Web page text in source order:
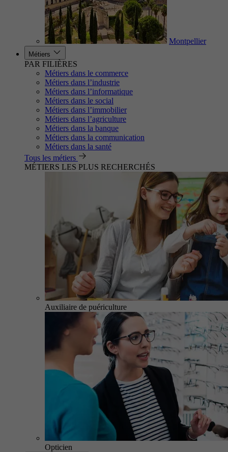
Montpellier
Métiers
PAR FILIÈRES
Métiers dans le commerce
Métiers dans l’industrie
Métiers dans l’informatique
Métiers dans le social
Métiers dans l’immobilier
Métiers dans l’agriculture
Métiers dans la banque
Métiers dans la communication
Métiers dans la santé
Tous les métiers
MÉTIERS LES PLUS RECHERCHÉS
Auxiliaire de puériculture
Opticien